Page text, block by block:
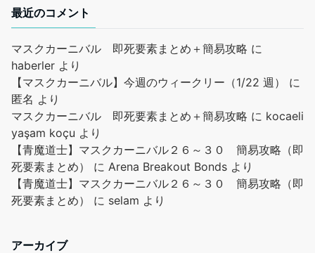
最近のコメント
マスクカーニバル 即死要素まとめ＋簡易攻略 に
haberler より
【マスクカーニバル】今週のウィークリー（1/22 週）
に
匿名 より
マスクカーニバル 即死要素まとめ＋簡易攻略 に kocaeli
yaşam koçu より
【青魔道士】マスクカーニバル２６～３０ 簡易攻略（即
死要素まとめ）
に Arena Breakout Bonds より
【青魔道士】マスクカーニバル２６～３０ 簡易攻略（即
死要素まとめ）
に selam より
アーカイブ